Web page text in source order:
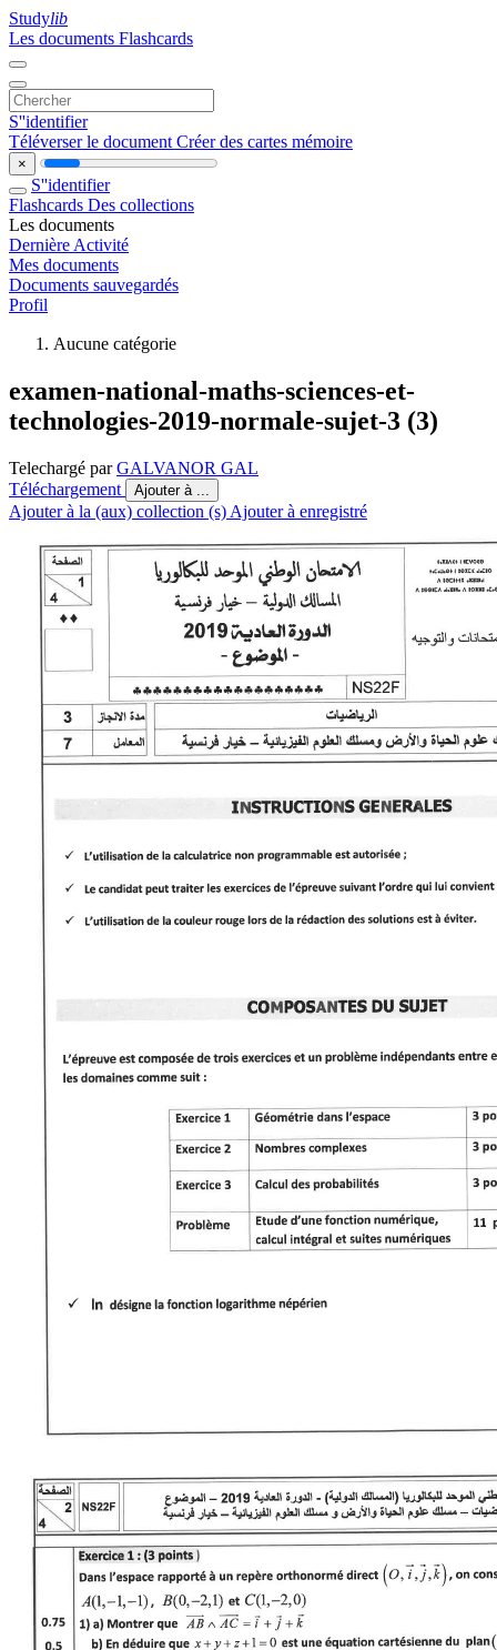
Studylib
Les documents Flashcards
S''identifier
Téléverser le document Créer des cartes mémoire
×
S''identifier
Flashcards Des collections
Les documents
Dernière Activité
Mes documents
Documents sauvegardés
Profil
Aucune catégorie
examen-national-maths-sciences-et-
technologies-2019-normale-sujet-3 (3)
Telechargé parGALVANOR GAL
Téléchargement
Ajouter à ...
Ajouter à la (aux) collection (s) Ajouter à enregistré